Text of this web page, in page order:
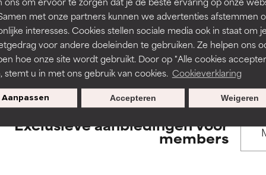
met onze partners kunnen we advertenties afstemmen
interesses. Cookies stellen sociale media ook in staat om je
voor andere doeleinden te gebruiken. Ze helpen ons
hoe onze site wordt gebruikt. Door op "Alle cookies
stemt u in met ons gebruik van cookies. Cookieverklaring
Aanpassen Weigeren
Accepteren
to assess ingredients in this dictionary. Regulations
irriterend maar kan esthetische, stabiliteits- of andere
is aanwezig. Het risico wordt vergroot als het gecombineerd
ingrediënten.
droogheid, enz. veroorzaken. Kan in sommige gevallen
het algemeen is bewezen dat het meer kwaad dan goed doet.
irriterend maar kan esthetische, stabiliteits- of andere
is aanwezig. Het risico wordt vergroot als het gecombineerd
ingrediënten.
droogheid, enz. veroorzaken. Kan in sommige gevallen
het algemeen is bewezen dat het meer kwaad dan goed doet.
Exclusieve aanbiedingen voor
members